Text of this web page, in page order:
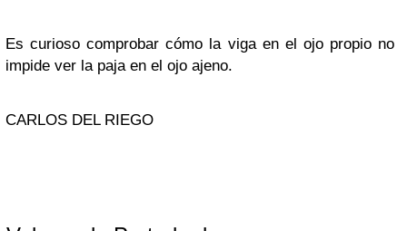
Es curioso comprobar cómo la viga en el ojo propio no
impide ver la paja en el ojo ajeno.
CARLOS DEL RIEGO